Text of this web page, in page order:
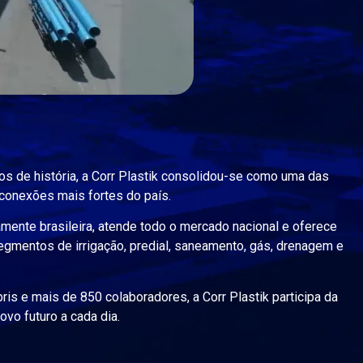
de história, a Corr Plastik consolidou-se como uma das
mais fortes do país.
brasileira, atende todo o mercado nacional e oferece
de irrigação, predial, saneamento, gás, drenagem e
e mais de 850 colaboradores, a Corr Plastik participa da
futuro a cada dia.